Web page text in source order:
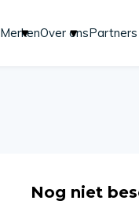
MerkenOver ons
Nog niet